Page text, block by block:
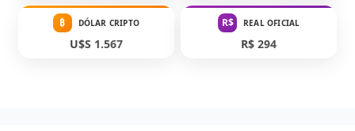
₿ DÓLAR CRIPTO
U$S 1.567
R$ REAL OFICIAL
R$ 294